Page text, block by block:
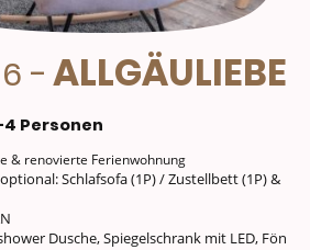
-ALLGÄULIEBE
Personen
& renovierte Ferienwohnung
Schlafsofa (1P) / Zustellbett (1P) &
Dusche, Spiegelschrank mit LED, Fön